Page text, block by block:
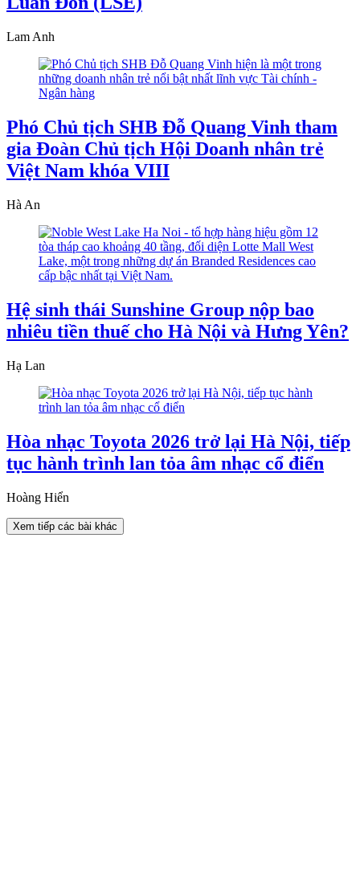
Lam Anh
Phó Chủ tịch SHB Đỗ Quang Vinh tham
gia Đoàn Chủ tịch Hội Doanh nhân trẻ
Việt Nam khóa VIII
Hà An
Hệ sinh thái Sunshine Group nộp bao
nhiêu tiền thuế cho Hà Nội và Hưng Yên?
Hạ Lan
Hòa nhạc Toyota 2026 trở lại Hà Nội, tiếp
tục hành trình lan tỏa âm nhạc cổ điển
Hoàng Hiển
Xem tiếp các bài khác